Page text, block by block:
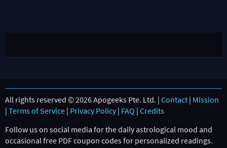
All rights reserved © 2026 Apogeeks Pte. Ltd. | Contact | Mission
| Terms of Service | Privacy Policy| FAQ | Credits
Follow us on social media for the daily astrological mood and
occasional free PDF coupon codes for personalized readings.